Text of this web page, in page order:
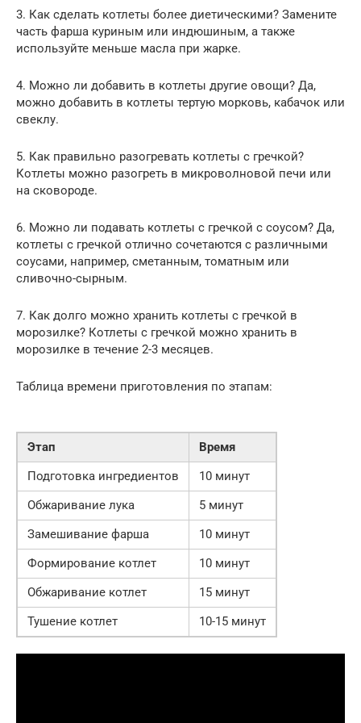
3. Как сделать котлеты более диетическими? Замените
часть фарша куриным или индюшиным, а также
используйте меньше масла при жарке.
4. Можно ли добавить в котлеты другие овощи? Да,
можно добавить в котлеты тертую морковь, кабачок или
свеклу.
5. Как правильно разогревать котлеты с гречкой?
Котлеты можно разогреть в микроволновой печи или
на сковороде.
6. Можно ли подавать котлеты с гречкой с соусом? Да,
котлеты с гречкой отлично сочетаются с различными
соусами, например, сметанным, томатным или
сливочно-сырным.
7. Как долго можно хранить котлеты с гречкой в
морозилке? Котлеты с гречкой можно хранить в
морозилке в течение 2-3 месяцев.
Таблица времени приготовления по этапам:
Этап
Время
Подготовка ингредиентов
10 минут
Обжаривание лука
5 минут
Замешивание фарша
10 минут
Формирование котлет
10 минут
Обжаривание котлет
15 минут
Тушение котлет
10-15 минут